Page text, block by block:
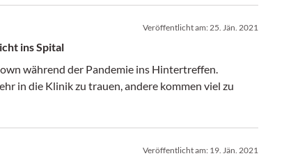
Veröffentlicht am:25. Jän. 2021
ins Spital
während der Pandemie ins Hintertreffen.
in die Klinik zu trauen, andere kommen viel zu
Veröffentlicht am: 19. Jän. 2021